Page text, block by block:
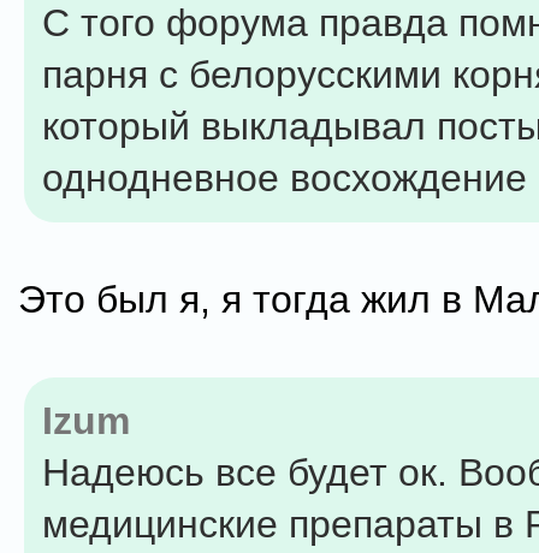
С того форума правда
парня с белорусскими
который выкладывал
однодневное
Это был я, я тогда жил в
Izum
Надеюсь все будет ок.
медицинские препараты в